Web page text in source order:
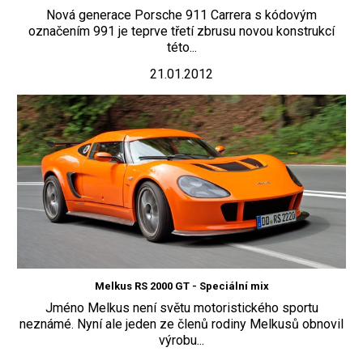
Nová generace Porsche 911 Carrera s kódovým
označením 991 je teprve třetí zbrusu novou konstrukcí
této...
21.01.2012
Melkus RS 2000 GT - Speciální mix
Jméno Melkus není světu motoristického sportu
neznámé. Nyní ale jeden ze členů rodiny Melkusů obnovil
výrobu...